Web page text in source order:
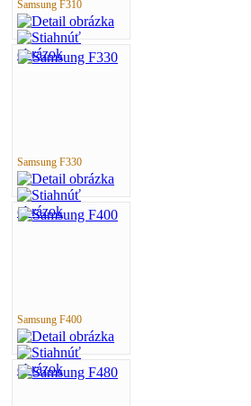
Samsung F310
Samsung F330
Samsung F400